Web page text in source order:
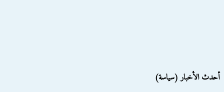
أحدث الأخبار (سياسة)